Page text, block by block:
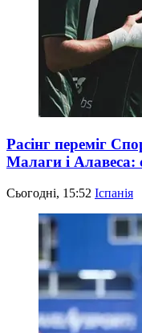
Расінг переміг
Малаги і Алавеса:
Сьогодні, 15:52 Іспанія